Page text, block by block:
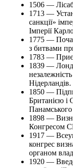
1506 —
1713 —
санкції»
Імперії
1775 —
з битвами
1783 —
1839 —
незалежність
Нідерландів.
1850 —
Британією і
Панамського
1898 —
Конгресом
1917 —
конгрес
органом
1920 —